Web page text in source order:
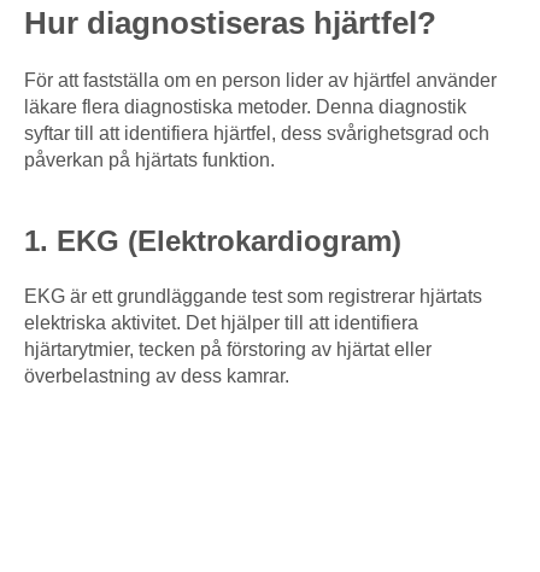
Hur diagnostiseras hjärtfel?
För att fastställa om en person lider av hjärtfel använder
läkare flera diagnostiska metoder. Denna diagnostik
syftar till att identifiera hjärtfel, dess svårighetsgrad och
påverkan på hjärtats funktion.
1. EKG (Elektrokardiogram)
EKG är ett grundläggande test som registrerar hjärtats
elektriska aktivitet. Det hjälper till att identifiera
hjärtarytmier, tecken på förstoring av hjärtat eller
överbelastning av dess kamrar.